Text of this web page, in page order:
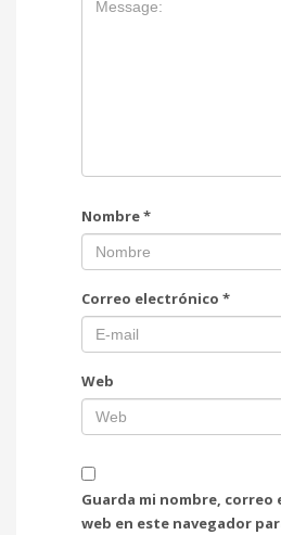
Nombre*
Correo electrónico *
Web
Guarda mi nombre, correo
web en este navegador